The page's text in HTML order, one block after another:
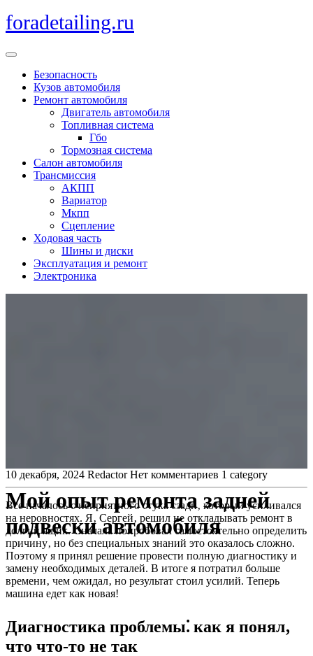
Перейти
к
foradetailing.ru
Кнопка
ОткрытьБезопасность
Кузов автомобиля
Ремонт автомобиля
Двигатель автомобиля
Топливная система
Гбо
Тормозная система
Салон автомобиля
Трансмиссия
АКПП
Вариатор
Мкпп
Сцепление
Ходовая часть
Шины и диски
Эксплуатация и ремонт
Электроника
Мой опыт ремонта задней
подвески автомобиля
10 декабря, 2024 Redactor Нет комментариев 1 category
Все началось с неприятного стука сзади‚ который усиливался
на неровностях. Я‚ Сергей‚ решил не откладывать ремонт в
долгий ящик. Сначала попробовал самостоятельно определить
причину‚ но без специальных знаний это оказалось сложно.
Поэтому я принял решение провести полную диагностику и
замену необходимых деталей. В итоге я потратил больше
времени‚ чем ожидал‚ но результат стоил усилий. Теперь
машина едет как новая!
Диагностика проблемы⁚ как я понял‚
что что-то не так